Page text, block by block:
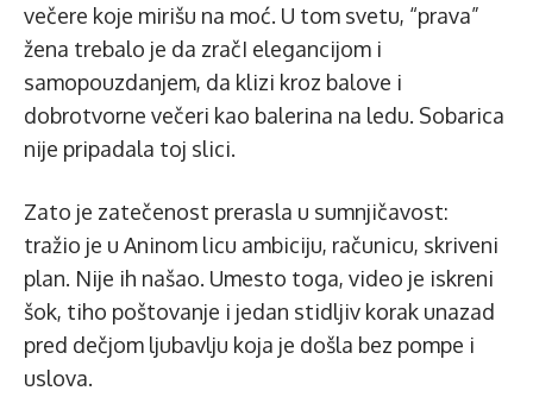
večere koje mirišu na moć. U tom svetu, “prava”
žena trebalo je da zračI elegancijom i
samopouzdanjem, da klizi kroz balove i
dobrotvorne večeri kao balerina na ledu. Sobarica
nije pripadala toj slici.
Zato je zatečenost prerasla u sumnjičavost:
tražio je u Aninom licu ambiciju, računicu, skriveni
plan. Nije ih našao. Umesto toga, video je iskreni
šok, tiho poštovanje i jedan stidljiv korak unazad
pred dečjom ljubavlju koja je došla bez pompe i
uslova.